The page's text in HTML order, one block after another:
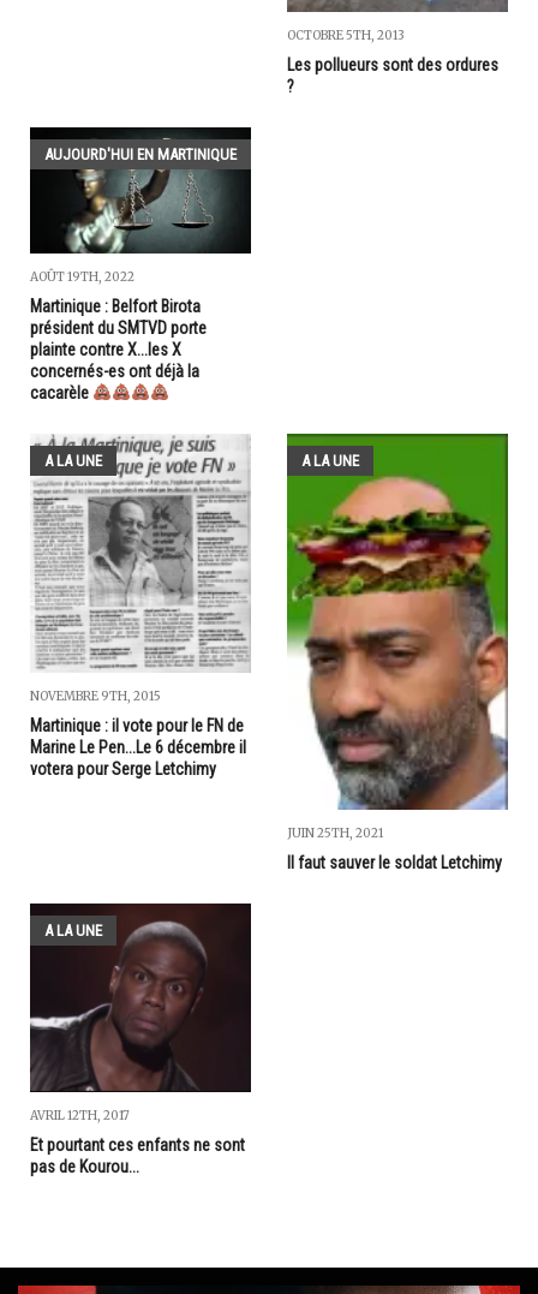
OCTOBRE 5TH, 2013
Les pollueurs sont des ordures
?
AUJOURD'HUI EN MARTINIQUE
AOÛT 19TH, 2022
Martinique : Belfort Birota
président du SMTVD porte
plainte contre X...les X
concernés-es ont déjà la
cacarèle
A LA UNE
NOVEMBRE 9TH, 2015
Martinique : il vote pour le FN de
Marine Le Pen...Le 6 décembre il
votera pour Serge Letchimy
A LA UNE
JUIN 25TH, 2021
Il faut sauver le soldat Letchimy
A LA UNE
AVRIL 12TH, 2017
Et pourtant ces enfants ne sont
pas de Kourou...